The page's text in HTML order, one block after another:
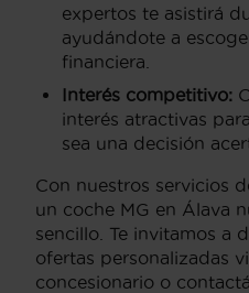
expertos te asistirá
ayudándote a
financiera.
Interés competitivo:
interés atractivas
sea una decisión
Con nuestros servicios
un coche MG en Álava
sencillo. Te invitamos a
ofertas personalizadas
concesionario o